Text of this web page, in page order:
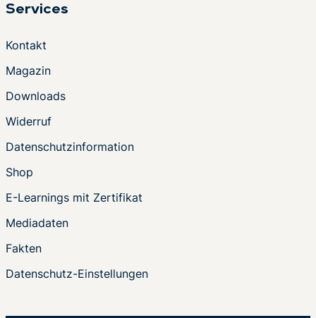
Services
Kontakt
Magazin
Downloads
Widerruf
Datenschutzinformation
Shop
E-Learnings mit Zertifikat
Mediadaten
Fakten
Datenschutz-Einstellungen